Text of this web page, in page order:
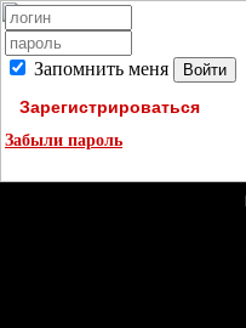
Запомнить меня
Зарегистрироваться
Забыли пароль